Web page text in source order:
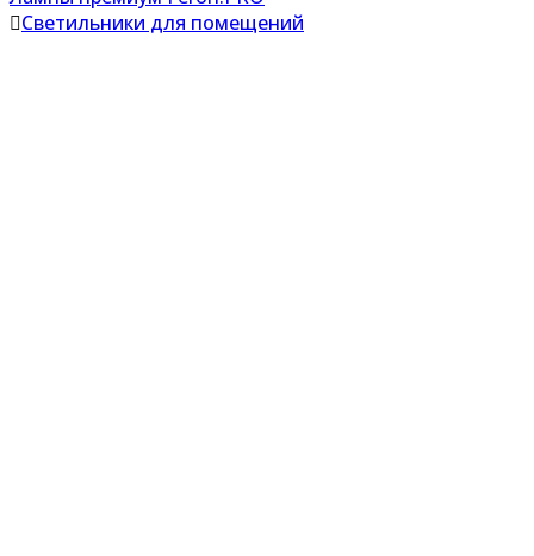
Светильники для помещений